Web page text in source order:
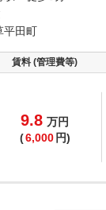
平田町
賃料 (管理費等)
9.8 万円
(6,000 円)